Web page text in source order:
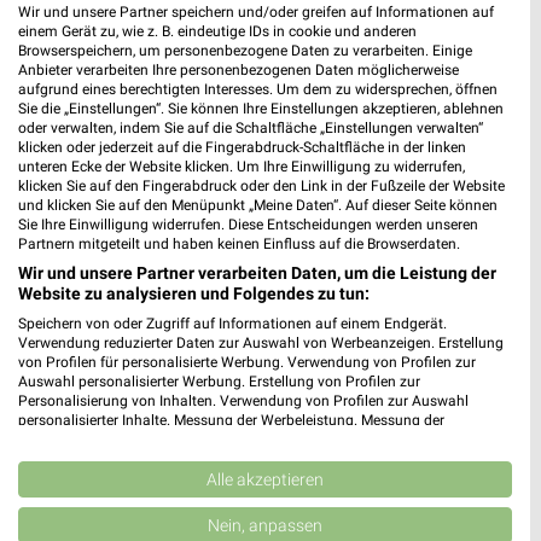
XXXLutz
8,2 km
Dieter Knoll
Thomas Philipps
Angebote ab 10.08.
Kaufland
Wir und unsere Partner speichern und/oder greifen auf Informationen auf
einem Gerät zu, wie z. B. eindeutige IDs in cookie und anderen
Browserspeichern, um personenbezogene Daten zu verarbeiten. Einige
Anbieter verarbeiten Ihre personenbezogenen Daten möglicherweise
aufgrund eines berechtigten Interesses. Um dem zu widersprechen, öffnen
Sie die „Einstellungen“. Sie können Ihre Einstellungen akzeptieren, ablehnen
oder verwalten, indem Sie auf die Schaltfläche „Einstellungen verwalten“
klicken oder jederzeit auf die Fingerabdruck-Schaltfläche in der linken
unteren Ecke der Website klicken. Um Ihre Einwilligung zu widerrufen,
klicken Sie auf den Fingerabdruck oder den Link in der Fußzeile der Website
und klicken Sie auf den Menüpunkt „Meine Daten“. Auf dieser Seite können
Sie Ihre Einwilligung widerrufen. Diese Entscheidungen werden unseren
Partnern mitgeteilt und haben keinen Einfluss auf die Browserdaten.
Wir und unsere Partner verarbeiten Daten, um die Leistung der
Website zu analysieren und Folgendes zu tun:
Speichern von oder Zugriff auf Informationen auf einem Endgerät.
Verwendung reduzierter Daten zur Auswahl von Werbeanzeigen. Erstellung
von Profilen für personalisierte Werbung. Verwendung von Profilen zur
Auswahl personalisierter Werbung. Erstellung von Profilen zur
Personalisierung von Inhalten. Verwendung von Profilen zur Auswahl
personalisierter Inhalte. Messung der Werbeleistung. Messung der
Kombinationen von Daten aus verschiedenen Quellen. Entwicklung und
Verbesserung der Angebote. Verwendung reduzierter Daten zur Auswahl
von Inhalten.
Daten können außerhalb der Europäischen Union weitergegeben und in die
Alle akzeptieren
Nein, anpassen